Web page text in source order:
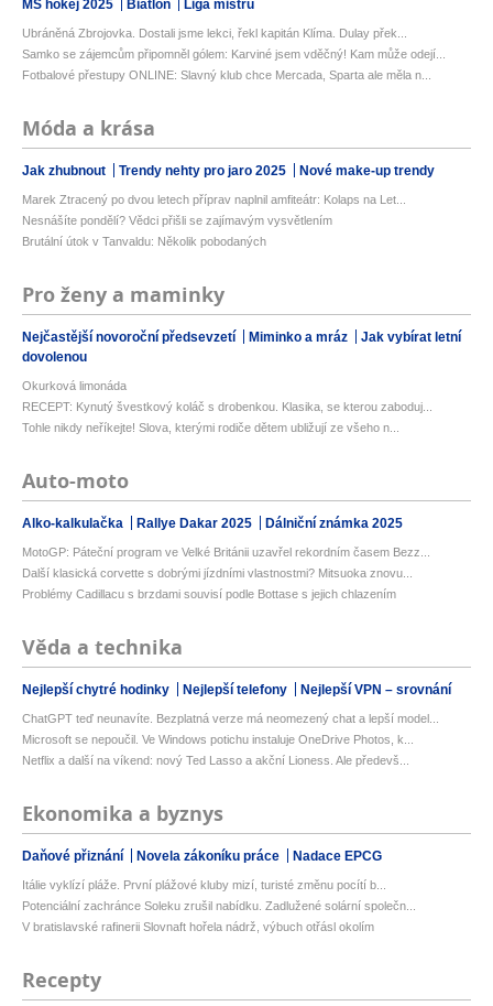
MS hokej 2025 Biatlon Liga mistrů
Ubráněná Zbrojovka. Dostali jsme lekci, řekl kapitán Klíma. Dulay přek...
Samko se zájemcům připomněl gólem: Karviné jsem vděčný! Kam může odejí...
Fotbalové přestupy ONLINE: Slavný klub chce Mercada, Sparta ale měla n...
Móda a krása
Jak zhubnout Trendy nehty pro jaro 2025 Nové make-up trendy
Marek Ztracený po dvou letech příprav naplnil amfiteátr: Kolaps na Let...
Nesnášíte pondělí? Vědci přišli se zajímavým vysvětlením
Brutální útok v Tanvaldu: Několik pobodaných
Pro ženy a maminky
Nejčastější novoroční předsevzetí Miminko a mráz
Jak vybírat letní
dovolenou
Okurková limonáda
RECEPT: Kynutý švestkový koláč s drobenkou. Klasika, se kterou zaboduj...
Tohle nikdy neříkejte! Slova, kterými rodiče dětem ubližují ze všeho n...
Auto-moto
Alko-kalkulačka Rallye Dakar 2025 Dálniční známka 2025
MotoGP: Páteční program ve Velké Británii uzavřel rekordním časem Bezz...
Další klasická corvette s dobrými jízdními vlastnostmi? Mitsuoka znovu...
Problémy Cadillacu s brzdami souvisí podle Bottase s jejich chlazením
Věda a technika
Nejlepší chytré hodinky Nejlepší telefony Nejlepší VPN – srovnání
ChatGPT teď neunavíte. Bezplatná verze má neomezený chat a lepší model...
Microsoft se nepoučil. Ve Windows potichu instaluje OneDrive Photos, k...
Netflix a další na víkend: nový Ted Lasso a akční Lioness. Ale předevš...
Ekonomika a byznys
Daňové přiznání Novela zákoníku práce Nadace EPCG
Itálie vyklízí pláže. První plážové kluby mizí, turisté změnu pocítí b...
Potenciální zachránce Soleku zrušil nabídku. Zadlužené solární společn...
V bratislavské rafinerii Slovnaft hořela nádrž, výbuch otřásl okolím
Recepty